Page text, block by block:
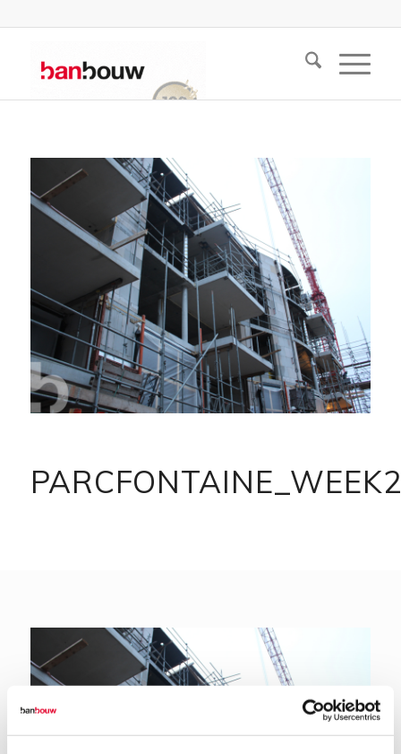
PARCFONTAINE_WEEK2